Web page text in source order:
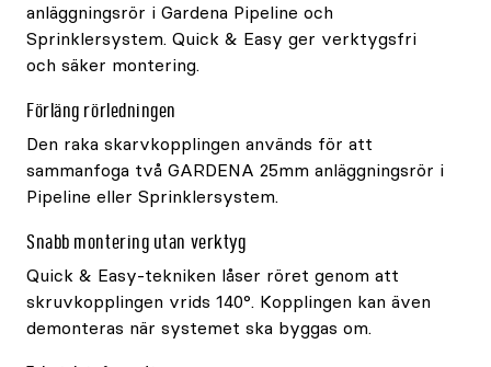
anläggningsrör i Gardena Pipeline och
Sprinklersystem. Quick & Easy ger verktygsfri
och säker montering.
Förläng rörledningen
Den raka skarvkopplingen används för att
sammanfoga två GARDENA 25mm anläggningsrör i
Pipeline eller Sprinklersystem.
Snabb montering utan verktyg
Quick & Easy-tekniken låser röret genom att
skruvkopplingen vrids 140°. Kopplingen kan även
demonteras när systemet ska byggas om.